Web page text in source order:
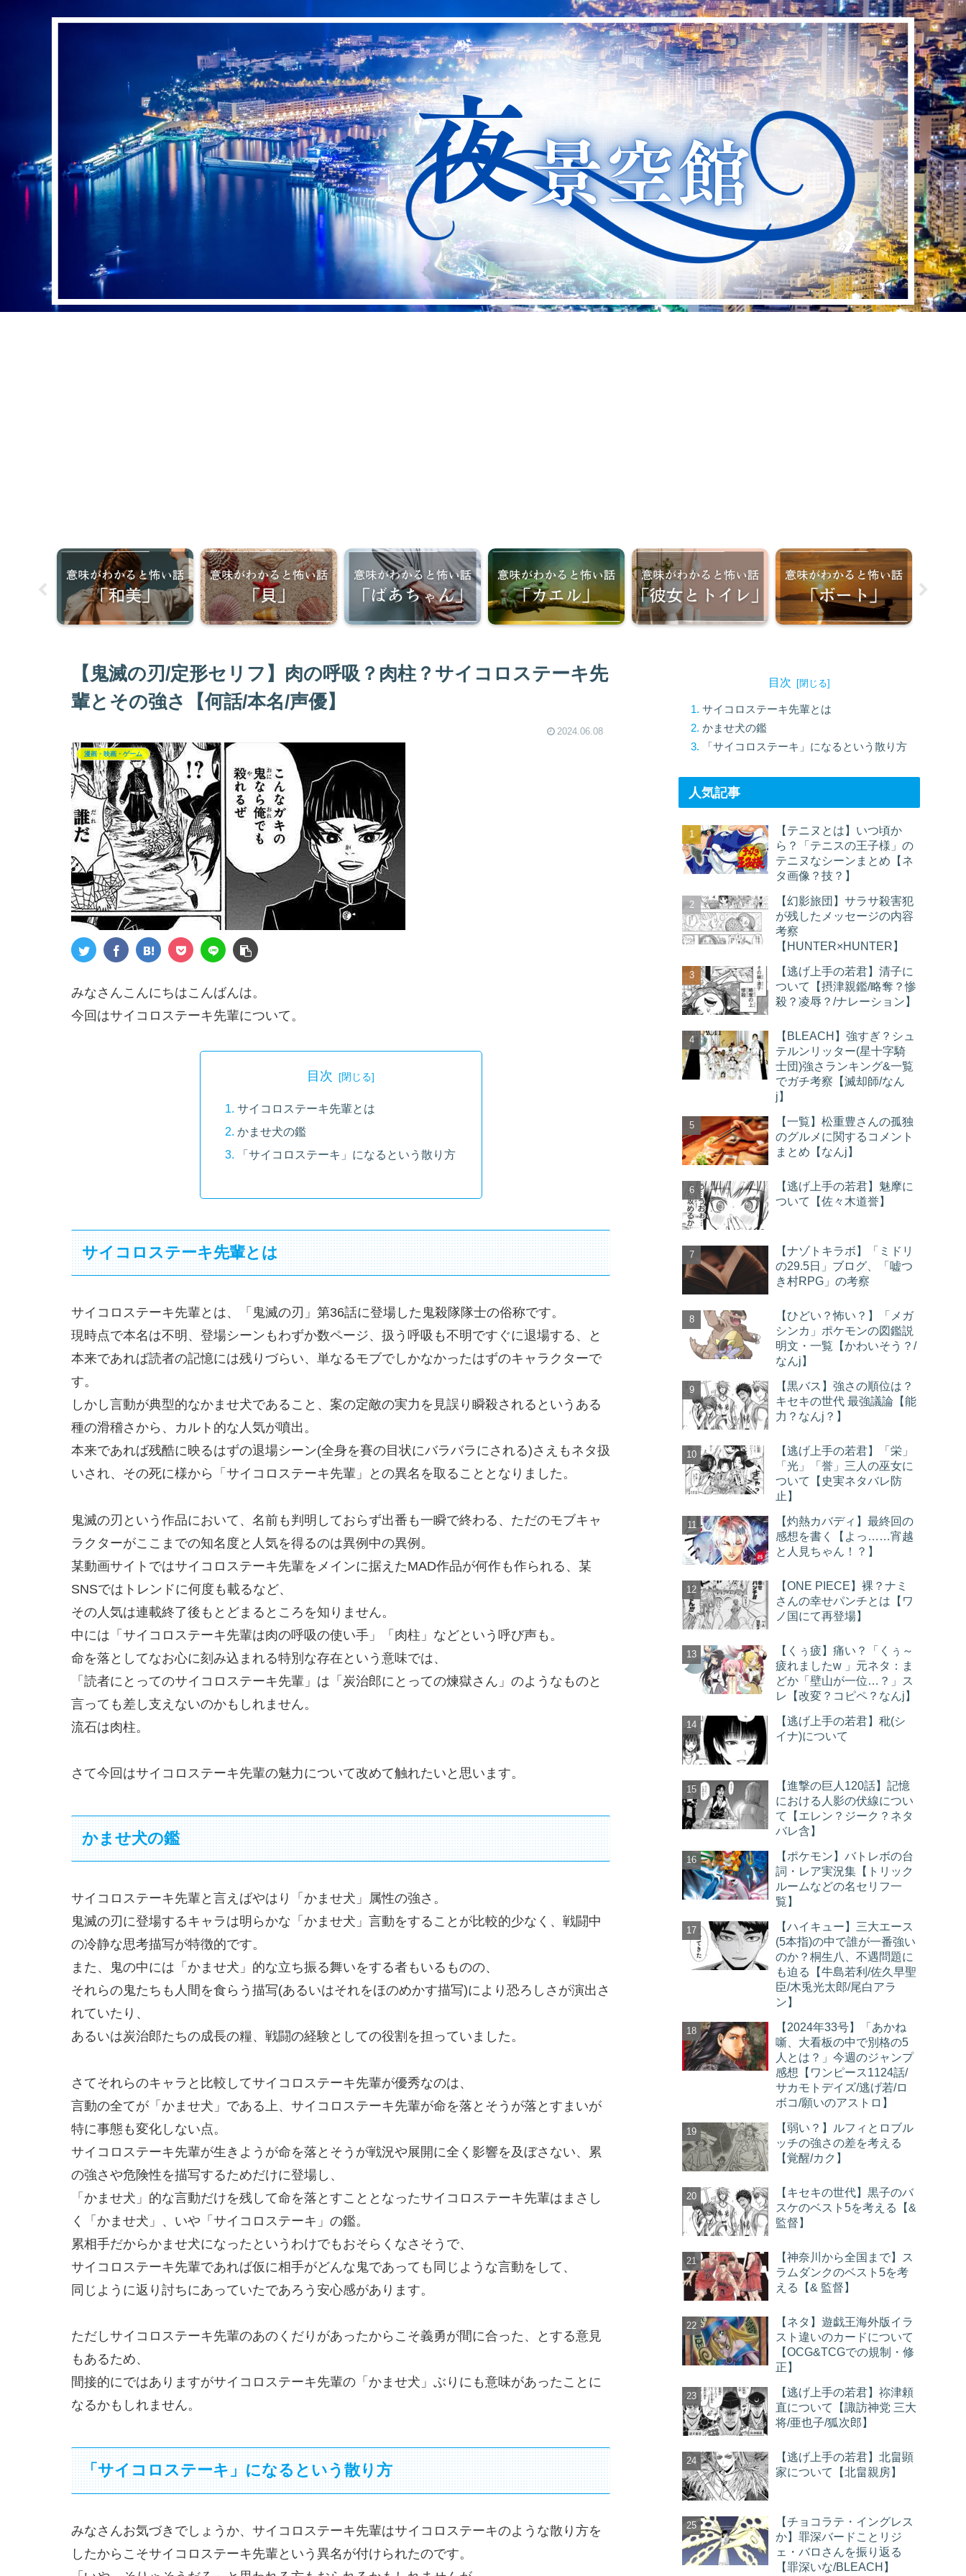
【鬼滅の刃/定形セリフ】肉の呼吸？肉柱？サイコロステーキ先
輩とその強さ【何話/本名/声優】
2024.06.08
漫画・映画・ゲーム
みなさんこんにちはこんばんは。
今回はサイコロステーキ先輩について。
目次
サイコロステーキ先輩とは
かませ犬の鑑
「サイコロステーキ」になるという散り方
サイコロステーキ先輩とは
サイコロステーキ先輩とは、「鬼滅の刃」第36話に登場した鬼殺隊隊士の俗称です。
現時点で本名は不明、登場シーンもわずか数ページ、扱う呼吸も不明ですぐに退場する、と
本来であれば読者の記憶には残りづらい、単なるモブでしかなかったはずのキャラクターで
す。
しかし言動が典型的なかませ犬であること、案の定敵の実力を見誤り瞬殺されるというある
種の滑稽さから、カルト的な人気が噴出。
本来であれば残酷に映るはずの退場シーン(全身を賽の目状にバラバラにされる)さえもネタ扱
いされ、その死に様から「サイコロステーキ先輩」との異名を取ることとなりました。
鬼滅の刃という作品において、名前も判明しておらず出番も一瞬で終わる、ただのモブキャ
ラクターがここまでの知名度と人気を得るのは異例中の異例。
某動画サイトではサイコロステーキ先輩をメインに据えたMAD作品が何作も作られる、某
SNSではトレンドに何度も載るなど、
その人気は連載終了後もとどまるところを知りません。
中には「サイコロステーキ先輩は肉の呼吸の使い手」「肉柱」などという呼び声も。
命を落としてなお心に刻み込まれる特別な存在という意味では、
「読者にとってのサイコロステーキ先輩」は「炭治郎にとっての煉獄さん」のようなものと
言っても差し支えないのかもしれません。
流石は肉柱。
さて今回はサイコロステーキ先輩の魅力について改めて触れたいと思います。
かませ犬の鑑
サイコロステーキ先輩と言えばやはり「かませ犬」属性の強さ。
鬼滅の刃に登場するキャラは明らかな「かませ犬」言動をすることが比較的少なく、戦闘中
の冷静な思考描写が特徴的です。
また、鬼の中には「かませ犬」的な立ち振る舞いをする者もいるものの、
それらの鬼たちも人間を食らう描写(あるいはそれをほのめかす描写)により恐ろしさが演出さ
れていたり、
あるいは炭治郎たちの成長の糧、戦闘の経験としての役割を担っていました。
さてそれらのキャラと比較してサイコロステーキ先輩が優秀なのは、
言動の全てが「かませ犬」である上、サイコロステーキ先輩が命を落とそうが落とすまいが
特に事態も変化しない点。
サイコロステーキ先輩が生きようが命を落とそうが戦況や展開に全く影響を及ぼさない、累
の強さや危険性を描写するためだけに登場し、
「かませ犬」的な言動だけを残して命を落とすこととなったサイコロステーキ先輩はまさし
く「かませ犬」、いや「サイコロステーキ」の鑑。
累相手だからかませ犬になったというわけでもおそらくなさそうで、
サイコロステーキ先輩であれば仮に相手がどんな鬼であっても同じような言動をして、
同じように返り討ちにあっていたであろう安心感があります。
ただしサイコロステーキ先輩のあのくだりがあったからこそ義勇が間に合った、とする意見
もあるため、
間接的にではありますがサイコロステーキ先輩の「かませ犬」ぶりにも意味があったことに
なるかもしれません。
「サイコロステーキ」になるという散り方
みなさんお気づきでしょうか、サイコロステーキ先輩はサイコロステーキのような散り方を
したからこそサイコロステーキ先輩という異名が付けられたのです。
目次
サイコロステーキ先輩とは
かませ犬の鑑
「サイコロステーキ」になるという散り方
人気記事
【テニヌとは】いつ頃か
ら？「テニスの王子様」の
テニヌなシーンまとめ【ネ
タ画像？技？】
【幻影旅団】サラサ殺害犯
が残したメッセージの内容
考察
【HUNTER×HUNTER】
【逃げ上手の若君】清子に
ついて【摂津親鑑/略奪？惨
殺？凌辱？/ナレーション】
【BLEACH】強すぎ？シュ
テルンリッター(星十字騎
士団)強さランキング&一覧
でガチ考察【滅却師/なん
j】
【一覧】松重豊さんの孤独
のグルメに関するコメント
まとめ【なんj】
【逃げ上手の若君】魅摩に
ついて【佐々木道誉】
【ナゾトキラボ】「ミドリ
の29.5日」ブログ、「嘘つ
き村RPG」の考察
【ひどい？怖い？】「メガ
シンカ」ポケモンの図鑑説
明文・一覧【かわいそう？/
なんj】
【黒バス】強さの順位は？
キセキの世代 最強議論【能
力？なんj？】
【逃げ上手の若君】「栄」
「光」「誉」三人の巫女に
ついて【史実ネタバレ防
止】
【灼熱カバディ】最終回の
感想を書く【よっ……宵越
と人見ちゃん！？】
【ONE PIECE】裸？ナミ
さんの幸せパンチとは【ワ
ノ国にて再登場】
【くぅ疲】痛い？「くぅ～
疲れましたw 」元ネタ：ま
どか「壁山が一位…？」ス
レ【改変？コピペ？なんj】
【逃げ上手の若君】秕(シ
イナ)について
【進撃の巨人120話】記憶
における人影の伏線につい
て【エレン？ジーク？ネタ
バレ含】
【ポケモン】バトレボの台
詞・レア実況集【トリック
ルームなどの名セリフ一
覧】
【ハイキュー】三大エース
(5本指)の中で誰が一番強い
のか？桐生八、不遇問題に
も迫る【牛島若利/佐久早聖
臣/木兎光太郎/尾白アラ
ン】
【2024年33号】「あかね
噺、大看板の中で別格の5
人とは？」今週のジャンプ
感想【ワンピース1124話/
サカモトデイズ/逃げ若/ロ
ボコ/願いのアストロ】
【弱い？】ルフィとロブル
ッチの強さの差を考える
【覚醒/カク】
【キセキの世代】黒子のバ
スケのベスト5を考える【&
監督】
【神奈川から全国まで】ス
ラムダンクのベスト5を考
える【& 監督】
【ネタ】遊戯王海外版イラ
スト違いのカードについて
【OCG&TCGでの規制・修
正】
【逃げ上手の若君】祢津頼
直について【諏訪神党 三大
将/亜也子/狐次郎】
【逃げ上手の若君】北畠顕
家について【北畠親房】
【チョコラテ・イングレス
か】罪深バードことリジ
ェ・バロさんを振り返る
【罪深いな/BLEACH】